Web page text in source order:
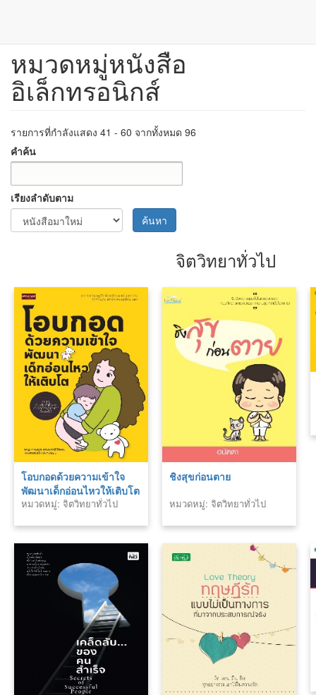
เนื้อหา
หมวดหมู่หนังสือ
อิเล็กทรอนิกส์
รายการที่กำลังแสดง 41 - 60 จากทั้งหมด 96
คำค้น
เรียงลำดับตาม
ค้นหา
จิตวิทยาทั่วไป
โอบกอดด้วยความเข้าใจ
พัฒนาเด็กอ่อนไหวให้เติบโต
หมวดหมู่: จิตวิทยาทั่วไป
ชิงสุขก่อนตาย
หมวดหมู่: จิตวิทยาทั่วไป